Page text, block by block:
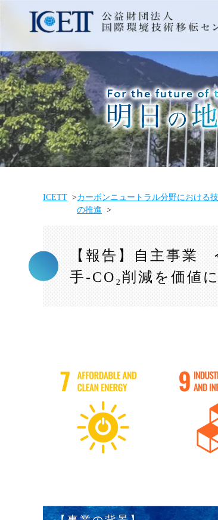
ICETT
カーボンニュートラル分野における
の推進
【報告】自主事業
手-CO₂削減を価値